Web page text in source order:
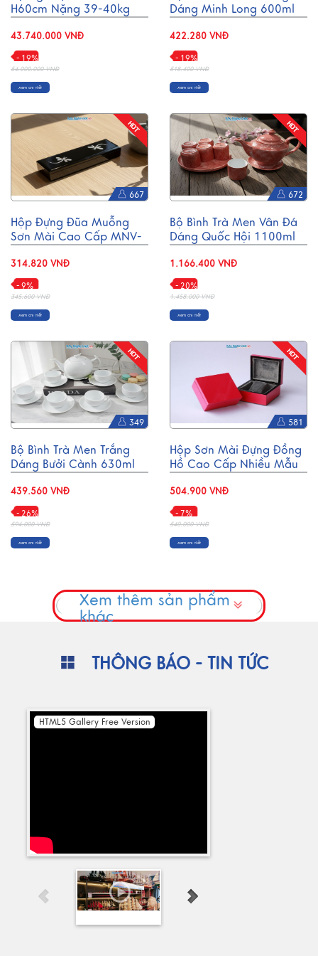
H60cm Nặng 39-40kg
43.740.000 VNĐ
- 19%
54.000.000 VNĐ
Xem chi tiết
Dáng Minh Long 600ml
422.280 VNĐ
- 19%
518.400 VNĐ
Xem chi tiết
667
Hộp Đựng Đũa Muỗng
Sơn Mài Cao Cấp MNV-
314.820 VNĐ
- 9%
345.600 VNĐ
Xem chi tiết
672
Bộ Bình Trà Men Vân Đá
Dáng Quốc Hội 1100ml
1.166.400 VNĐ
- 20%
1.458.000 VNĐ
Xem chi tiết
349
Bộ Bình Trà Men Trắng
Dáng Bưởi Cành 630ml
439.560 VNĐ
- 26%
594.000 VNĐ
Xem chi tiết
581
Hộp Sơn Mài Đựng Đồng
Hồ Cao Cấp Nhiều Mẫu
504.900 VNĐ
- 7%
540.000 VNĐ
Xem chi tiết
Xem thêm sản phẩm
khác
THÔNG BÁO - TIN TỨC
HTML5 Gallery Free Version